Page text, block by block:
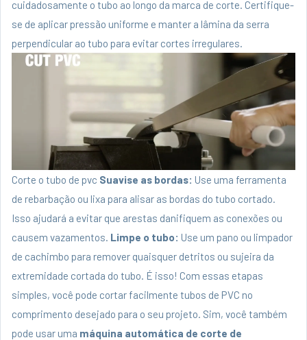
cuidadosamente o tubo ao longo da marca de corte. Certifique-
se de aplicar pressão uniforme e manter a lâmina da serra
perpendicular ao tubo para evitar cortes irregulares.
Corte o tubo de pvc Suavise as bordas: Use uma ferramenta
de rebarbação ou lixa para alisar as bordas do tubo cortado.
Isso ajudará a evitar que arestas danifiquem as conexões ou
causem vazamentos. Limpe o tubo: Use um pano ou limpador
de cachimbo para remover quaisquer detritos ou sujeira da
extremidade cortada do tubo. É isso! Com essas etapas
simples, você pode cortar facilmente tubos de PVC no
comprimento desejado para o seu projeto. Sim, você também
pode usar uma máquina automática de corte de